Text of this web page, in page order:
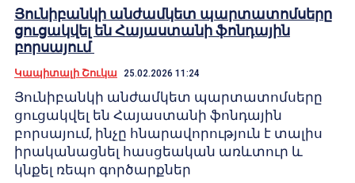
Յունիբանկի անժամկետ պարտատոմսերը
ցուցակվել են Հայաստանի ֆոնդային
բորսայում
Կապիտալի Շուկա 25.02.2026 11:24
Յունիբանկի անժամկետ պարտատոմսերը
ցուցակվել են Հայաստանի ֆոնդային
բորսայում, ինչը հնարավորություն է տալիս
իրականացնել հասցեական առևտուր և
կնքել ռեպո գործարքներ